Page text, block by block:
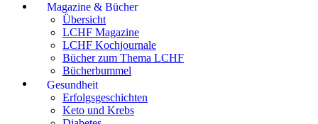
Magazine & Bücher
Übersicht
LCHF Magazine
LCHF Kochjournale
Bücher zum Thema LCHF
Bücherbummel
Gesundheit
Erfolgsgeschichten
Keto und Krebs